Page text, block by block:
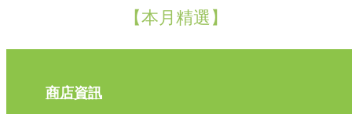
【本月精選】
商店資訊